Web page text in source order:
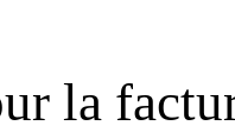
la